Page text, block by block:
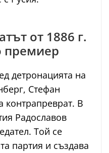
от 1886 г.
премиер
детронацията на
Стефан
контрапреврат. В
Радославов
Той се
партия и създава